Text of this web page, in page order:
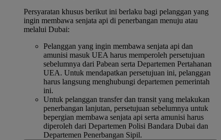
Persyaratan khusus berikut ini berlaku bagi pelanggan yang
ingin membawa senjata api di penerbangan menuju atau
melalui Dubai:
Pelanggan yang ingin membawa senjata api dan
amunisi masuk UEA harus memperoleh persetujuan
sebelumnya dari Pabean serta Departemen Pertahanan
UEA. Untuk mendapatkan persetujuan ini, pelanggan
harus langsung menghubungi departemen pemerintah
ini.
Untuk pelanggan transfer dan transit yang melakukan
penerbangan lanjutan, persetujuan sebelumnya untuk
bepergian membawa senjata api serta amunisi harus
diperoleh dari Departemen Polisi Bandara Dubai dan
Departemen Penerbangan Sipil.